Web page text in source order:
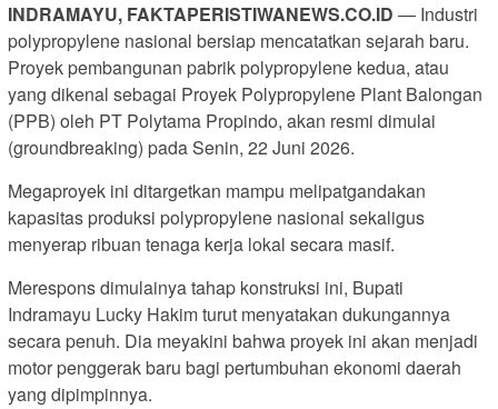
INDRAMAYU, FAKTAPERISTIWANEWS.CO.ID — Industri
polypropylene nasional bersiap mencatatkan sejarah baru.
Proyek pembangunan pabrik polypropylene kedua, atau
yang dikenal sebagai Proyek Polypropylene Plant Balongan
(PPB) oleh PT Polytama Propindo, akan resmi dimulai
(groundbreaking) pada Senin, 22 Juni 2026.
Megaproyek ini ditargetkan mampu melipatgandakan
kapasitas produksi polypropylene nasional sekaligus
menyerap ribuan tenaga kerja lokal secara masif.
Merespons dimulainya tahap konstruksi ini, Bupati
Indramayu Lucky Hakim turut menyatakan dukungannya
secara penuh. Dia meyakini bahwa proyek ini akan menjadi
motor penggerak baru bagi pertumbuhan ekonomi daerah
yang dipimpinnya.